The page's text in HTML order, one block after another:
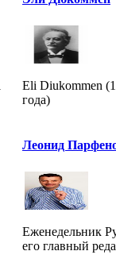
Eli Diukommen
года)
Леонид
Еженедельник
его главный